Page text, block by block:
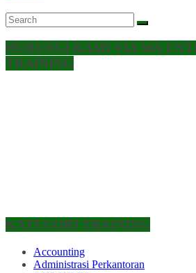
HUBUNGI KAMI VIA WA
TRAINING
KATEGORI TRAINING
Accounting
Administrasi Perkantoran